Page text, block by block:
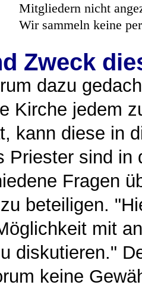
Mitgliedern nicht
Wir sammeln keine
Zweck
dazu
Kirche jedem
kann diese in
Priester sind in
Fragen
beteiligen.
mit
diskutieren."
keine